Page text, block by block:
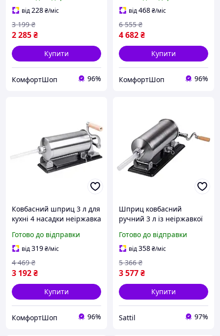
від228₴/міс
2 285₴
3 199 ₴
Купити
КомфортШоп 96%
від468₴/міс
4 682₴
6 555 ₴
Купити
КомфортШоп 96%
Ковбасний шприц 3 л для
кухні 4 насадки неіржавка
Готово до відправки
від319₴/міс
3 192₴
4 469 ₴
Купити
КомфортШоп 96%
Шприц ковбасний
ручний 3 л із неіржавкої
PS-4696
Готово до відправки
від358₴/міс
3 577₴
5 366 ₴
Купити
Sattil 97%